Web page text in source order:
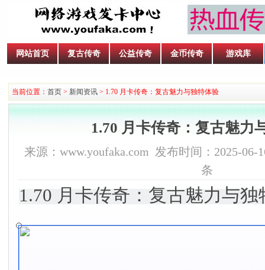
网站首页 复古传奇 公益传奇 金币传奇 游戏库
当前位置： 首页 > 新闻资讯 > 1.70 月卡传奇：复古魅力与独特体验
1.70 月卡传奇：复古魅力
来源：www.youfaka.com 发布时间：2025-06-
条
1.70 月卡传奇：复古魅力与独